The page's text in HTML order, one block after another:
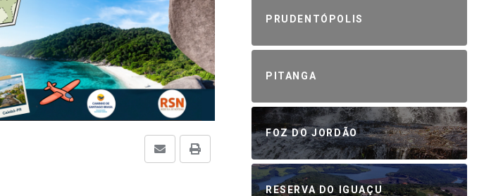
PRUDENTÓPOLIS
PITANGA
FOZ DO JORDÃO
RESERVA DO IGUAÇU